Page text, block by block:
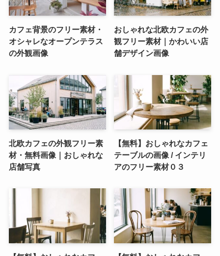
カフェ背景のフリー素材・
オシャレなオープンテラス
の外観画像
おしゃれな北欧カフェの外
観フリー素材｜かわいい店
舗デザイン画像
北欧カフェの外観フリー素
材・無料画像｜おしゃれな
店舗写真
【無料】おしゃれなカフェ
テーブルの画像 / インテリ
アのフリー素材０３